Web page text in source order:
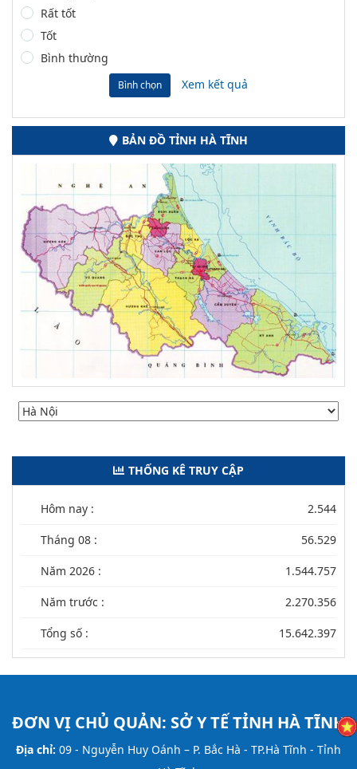
Rất tốt
Tốt
Bình thường
Bình chọn Xem kết quả
BẢN ĐỒ TỈNH HÀ TĨNH
THỐNG KÊ TRUY CẬP
Hôm nay : 2.544
Tháng 08 : 56.529
Năm 2026 : 1.544.757
Năm trước : 2.270.356
Tổng số : 15.642.397
ĐƠN VỊ CHỦ QUẢN: SỞ Y TẾ TỈNH HÀ TĨNH
Địa chỉ: 09 - Nguyễn Huy Oánh – P. Bắc Hà - TP.Hà Tĩnh - Tỉnh